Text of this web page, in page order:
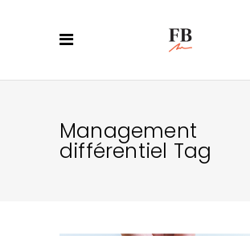
Management
différentiel Tag